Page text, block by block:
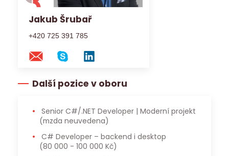
Jakub Šrubař
+420 725 391 785
Další pozice v oboru
Senior C#/.NET Developer | Moderní projekt
(mzda neuvedena)
C# Developer – backend i desktop
(80 000 - 100 000 Kč)